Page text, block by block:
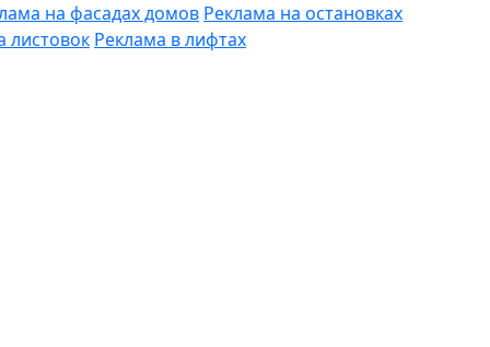
на фасадах домов Реклама на остановках
листовок Реклама в лифтах